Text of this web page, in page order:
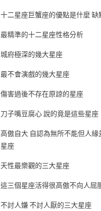
十二星座巨蟹座的優點是什麼 缺
最精準的十二星座性格分析
城府極深的幾大星座
最不會演戲的幾大星座
傷害過後不存在原諒的星座
刀子嘴豆腐心 說的竟是這些星座
高傲自大 自認為無所不能但人緣
星座
天性最樂觀的三大星座
這三個星座活得很高傲不向人屈
不討人嫌 不討人厭的三大星座